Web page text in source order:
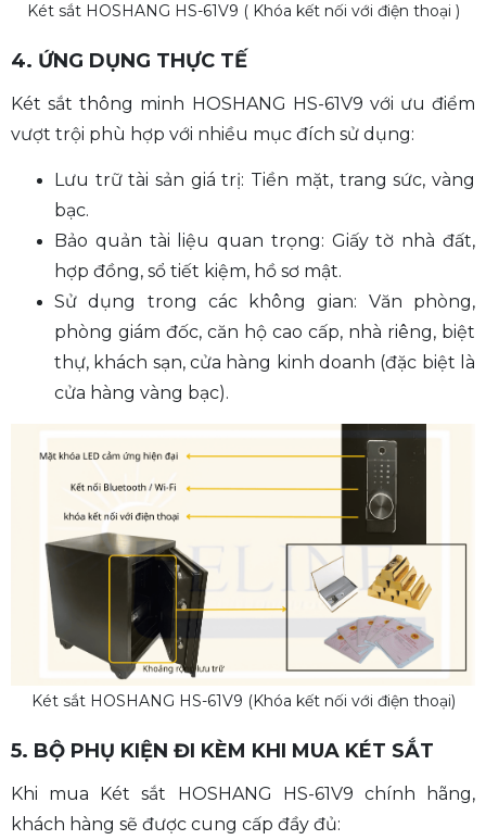
Két sắt HOSHANG HS-61V9 ( Khóa kết nối với điện thoại )
4. ỨNG DỤNG THỰC TẾ
Két sắt thông minh HOSHANG HS-61V9 với ưu điểm
vượt trội phù hợp với nhiều mục đích sử dụng:
Lưu trữ tài sản giá trị: Tiền mặt, trang sức, vàng
bạc.
Bảo quản tài liệu quan trọng: Giấy tờ nhà đất,
hợp đồng, sổ tiết kiệm, hồ sơ mật.
Sử dụng trong các không gian: Văn phòng,
phòng giám đốc, căn hộ cao cấp, nhà riêng, biệt
thự, khách sạn, cửa hàng kinh doanh (đặc biệt là
cửa hàng vàng bạc).
Két sắt HOSHANG HS-61V9 (Khóa kết nối với điện thoại)
5. BỘ PHỤ KIỆN ĐI KÈM KHI MUA KÉT SẮT
Khi mua Két sắt HOSHANG HS-61V9 chính hãng,
khách hàng sẽ được cung cấp đầy đủ: